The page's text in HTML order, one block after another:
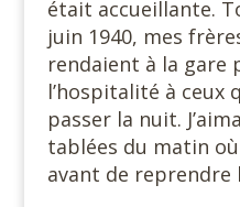
était accueillante.
juin 1940, mes
rendaient à la gare
l’hospitalité à ceux
passer la nuit.
tablées du matin
avant de reprendre